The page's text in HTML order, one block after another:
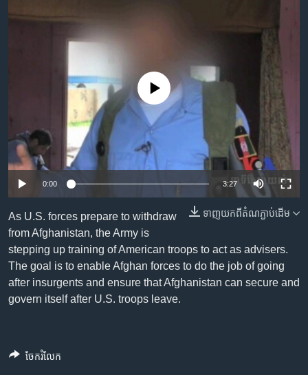
រចនា
សម្ព័ន្ធ​
រំលង​
ទៅ​
កាន់​
ទំព័រ​
ស្វែង​
រក
កម្ពុជាច្នៃប្រតិដ្ឋ
ព្រឹត្តិការណ៍ព័ត៌មាន
ទូរទស្សន៍ / វីដេអូ​
កម្មវិធីទាំងអស់
Khmer English
បណ្តាញ​សង្គម
ភាសា
No media source currently available
0:00 3:27
ទាញ​យក​ពី​តំណភ្ជាប់​ដើម
As U.S. forces prepare to withdraw
from Afghanistan, the Army is
stepping up training of American troops to act as advisers.
The goal is to enable Afghan forces to do the job of going
after insurgents and ensure that Afghanistan can secure and
govern itself after U.S. troops leave.
ចែករំលែក